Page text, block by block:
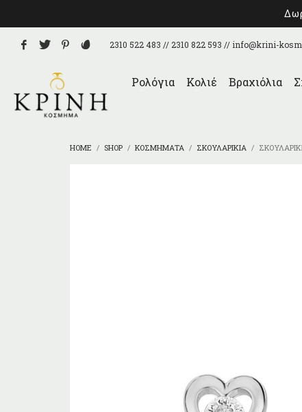
2310 522 483 // 2310 822 593 // info@krini-
Ρολόγια Κολιέ Βραχιόλια
HOME SHOP ΚΟΣΜΉΜΑΤΑ ΣΚΟΥΛΑΡΊΚΙΑ